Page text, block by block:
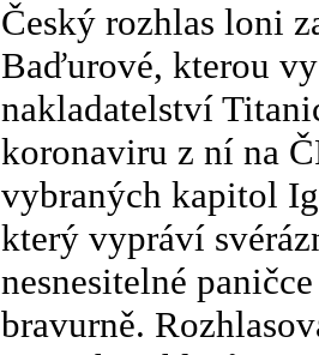
Český rozhlas loni
Baďurové, kterou
nakladatelství
koronaviru z ní na
vybraných kapitol
který vypráví
nesnesitelné
bravurně.